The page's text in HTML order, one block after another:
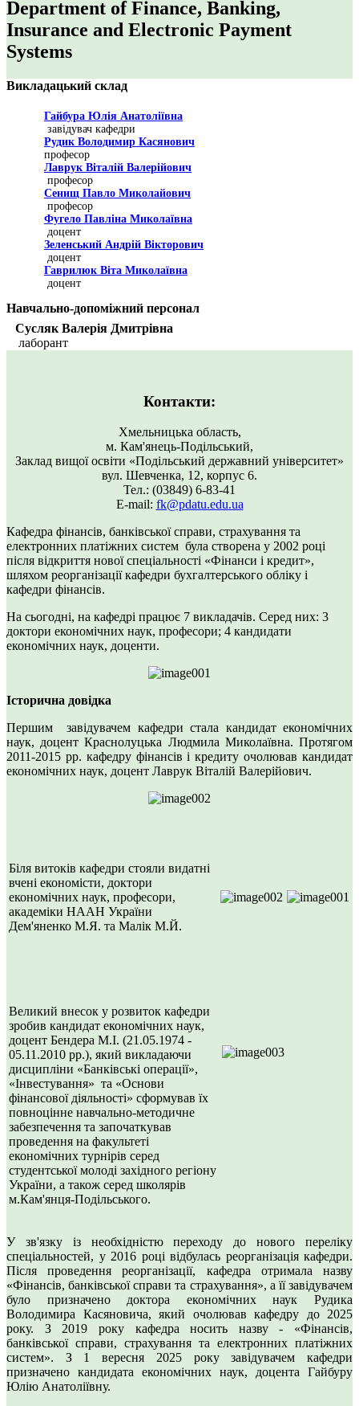
Department of Finance, Banking,
Insurance and Electronic Payment
Systems
Викладацький склад
Гайбура Юлія Анатоліївна
завідувач кафедри
Рудик Володимир Касянович
професор
Лаврук Віталій Валерійович
професор
Сенищ Павло Миколайович
професор
Фугело Павліна Миколаївна
доцент
Зеленський Андрій Вікторович
доцент
Гаврилюк Віта Миколаївна
доцент
Навчально-допоміжний персонал
Сусляк Валерія Дмитрівна
лаборант
Контакти:
Хмельницька область,
м. Кам'янець-Подільський,
Заклад вищої освіти «Подільський державний університет»
вул. Шевченка, 12, корпус 6.
Тел.: (03849) 6-83-41
Е-mail: fk@pdatu.edu.ua
Кафедра фінансів, банківської справи, страхування та
електронних платіжних систем була створена у 2002 році
після відкриття нової спеціальності «Фінанси і кредит»,
шляхом реорганізації кафедри бухгалтерського обліку і
кафедри фінансів.
На сьогодні, на кафедрі працює 7 викладачів. Серед них: 3
доктори економічних наук, професори; 4 кандидати
економічних наук, доценти.
Історична довідка
Першим завідувачем кафедри стала кандидат економічних
наук, доцент Краснолуцька Людмила Миколаївна. Протягом
2011-2015 рр. кафедру фінансів і кредиту очолював кандидат
економічних наук, доцент Лаврук Віталій Валерійович.
Біля витоків кафедри стояли видатні
вчені економісти, доктори
економічних наук, професори,
академіки НААН України
Дем'яненко М.Я. та Малік М.Й.
Великий внесок у розвиток кафедри
зробив кандидат економічних наук,
доцент Бендера М.І. (21.05.1974 -
05.11.2010 рр.), який викладаючи
дисципліни «Банківські операції»,
«Інвестування» та «Основи
фінансової діяльності» сформував їх
повноцінне навчально-методичне
забезпечення та започаткував
проведення на факультеті
економічних турнірів серед
студентської молоді західного регіону
України, а також серед школярів
м.Кам'янця-Подільського.
У зв'язку із необхідністю переходу до нового переліку
спеціальностей, у 2016 році відбулась реорганізація кафедри.
Після проведення реорганізації, кафедра отримала назву
«Фінансів, банківської справи та страхування», а її завідувачем
було призначено доктора економічних наук Рудика
Володимира Касяновича, який очолював кафедру до 2025
року. З 2019 року кафедра носить назву - «Фінансів,
банківської справи, страхування та електронних платіжних
систем». З 1 вересня 2025 року завідувачем кафедри
призначено кандидата економічних наук, доцента Гайбуру
Юлію Анатоліївну.